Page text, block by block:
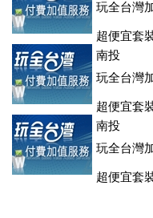
玩全台灣
超便宜套
登、訂房系統、客房委託
南投
玩全台灣
超便宜套
登、訂房系統、客房委託
南投
玩全台灣
超便宜套
登、訂房系統、客房委託